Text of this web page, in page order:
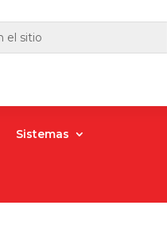
Sistemas